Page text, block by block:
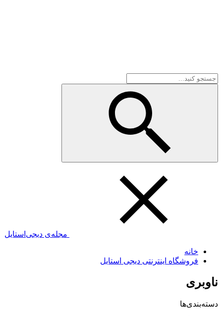
مجله‌ی دیجی‌استایل
خانه
فروشگاه اینترنتی دیجی استایل
ناوبری
دسته‌بندی‌ها